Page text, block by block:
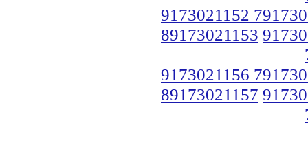
9173021152
89173021153
9173021156
89173021157